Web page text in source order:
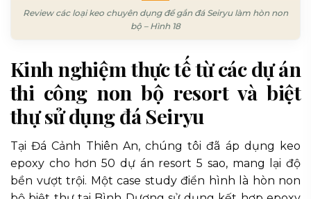
Review các loại keo chuyên dụng để gắn đá Seiryu làm hòn non
bộ – Hình 18
Kinh nghiệm thực tế từ các dự án
thi công non bộ resort và biệt
thự sử dụng đá Seiryu
Tại Đá Cảnh Thiên An, chúng tôi đã áp dụng keo
epoxy cho hơn 50 dự án resort 5 sao, mang lại độ
bền vượt trội. Một case study điển hình là hòn non